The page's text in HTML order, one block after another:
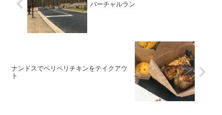
バーチャルラン
ナンドスでペリペリチキンをテイクアウ
ト